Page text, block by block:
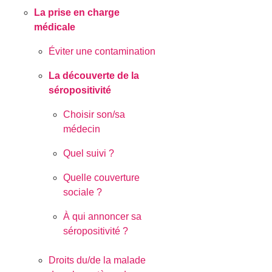
La prise en charge
médicale
Éviter une contamination
La découverte de la
séropositivité
Choisir son/sa
médecin
Quel suivi ?
Quelle couverture
sociale ?
À qui annoncer sa
séropositivité ?
Droits du/de la malade